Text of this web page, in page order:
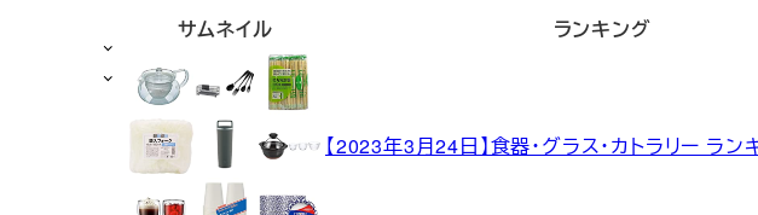
サムネイル ランキング
【2023年3月24日】食器・グラス・カトラリー ラン